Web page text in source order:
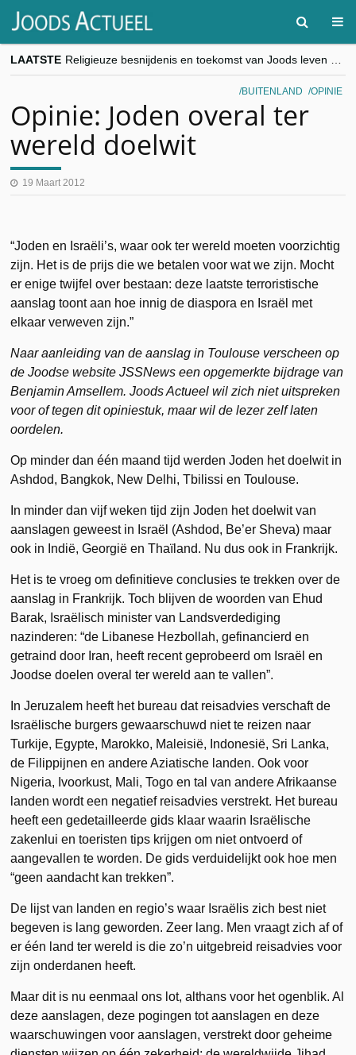
LAATSTE
“Besnijdenisdebat toont hoe moeilijk seculiere Westen minderheden begrijpt”, Jinnih Beels (Vooruit)
CITYTRIP | ROEMENIË – Boekarest: de verrassing van Oost-Europa
BUITENLAND OPINIE
Opinie: Joden overal ter
wereld doelwit
19 Maart 2012
“Joden en Israëli’s, waar ook ter wereld moeten voorzichtig
zijn. Het is de prijs die we betalen voor wat we zijn. Mocht
er enige twijfel over bestaan: deze laatste terroristische
aanslag toont aan hoe innig de diaspora en Israël met
elkaar verweven zijn.”
Naar aanleiding van de aanslag in Toulouse verscheen op
de Joodse website JSSNews een opgemerkte bijdrage van
Benjamin Amsellem. Joods Actueel wil zich niet uitspreken
voor of tegen dit opiniestuk, maar wil de lezer zelf laten
oordelen.
Op minder dan één maand tijd werden Joden het doelwit in
Ashdod, Bangkok, New Delhi, Tbilissi en Toulouse.
In minder dan vijf weken tijd zijn Joden het doelwit van
aanslagen geweest in Israël (Ashdod, Be’er Sheva) maar
ook in Indië, Georgië en Thaïland. Nu dus ook in Frankrijk.
Het is te vroeg om definitieve conclusies te trekken over de
aanslag in Frankrijk. Toch blijven de woorden van Ehud
Barak, Israëlisch minister van Landsverdediging
nazinderen: “de Libanese Hezbollah, gefinancierd en
getraind door Iran, heeft recent geprobeerd om Israël en
Joodse doelen overal ter wereld aan te vallen”.
In Jeruzalem heeft het bureau dat reisadvies verschaft de
Israëlische burgers gewaarschuwd niet te reizen naar
Turkije, Egypte, Marokko, Maleisië, Indonesië, Sri Lanka,
de Filippijnen en andere Aziatische landen. Ook voor
Nigeria, Ivoorkust, Mali, Togo en tal van andere Afrikaanse
landen wordt een negatief reisadvies verstrekt. Het bureau
heeft een gedetailleerde gids klaar waarin Israëlische
zakenlui en toeristen tips krijgen om niet ontvoerd of
aangevallen te worden. De gids verduidelijkt ook hoe men
“geen aandacht kan trekken”.
De lijst van landen en regio’s waar Israëlis zich best niet
begeven is lang geworden. Zeer lang. Men vraagt zich af of
er één land ter wereld is die zo’n uitgebreid reisadvies voor
zijn onderdanen heeft.
Maar dit is nu eenmaal ons lot, althans voor het ogenblik. Al
deze aanslagen, deze pogingen tot aanslagen en deze
waarschuwingen voor aanslagen, verstrekt door geheime